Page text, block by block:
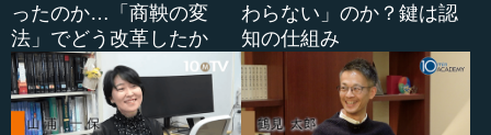
ったのか…「商鞅の変
法」でどう改革したか
わらない」のか？鍵は認
知の仕組み